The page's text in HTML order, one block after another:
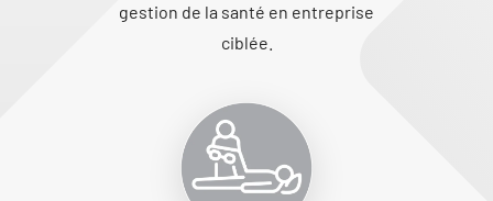
gestion de la santé en entreprise
ciblée.